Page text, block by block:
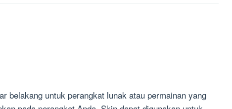
belakang untuk perangkat lunak atau permainan yang